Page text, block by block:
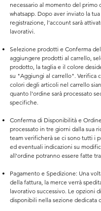
necessario al momento del primo
whatsapp. Dopo aver inviato la
registrazione, l'account sarà
lavorativi.
Selezione prodotti e Conferma
aggiungere prodotti al carrello,
prodotto, la taglia e il colore
su "Aggiungi al carrello". Verifica
colori degli articoli nel carrello
quanto l'ordine sarà processato
specifiche.
Conferma di Disponibilità e
processato in tre giorni dalla sua
team verificherà se ci sono tutti i
ed eventuali indicazioni su
all'ordine potranno essere fatte
Pagamento e Spedizione: Una
della fattura, la merce verrà
lavorativo successivo. Le opzioni di
disponibili nella sezione dedicata